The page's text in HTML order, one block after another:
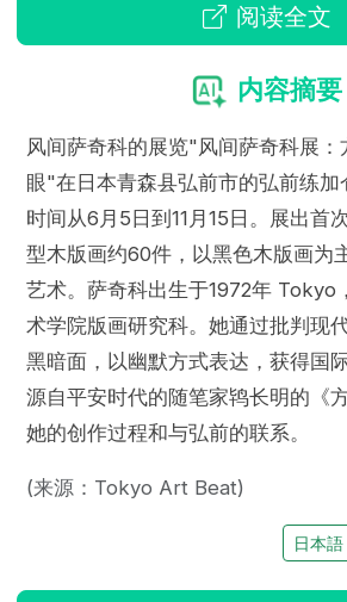
阅读全文
内容摘要
风间萨奇科的展览"风间萨奇科展：
眼"在日本青森县弘前市的弘前练加
时间从6月5日到11月15日。展出首
型木版画约60件，以黑色木版画为
艺术。萨奇科出生于1972年 Tokyo
术学院版画研究科。她通过批判现
黑暗面，以幽默方式表达，获得国
源自平安时代的随笔家鸨长明的《
她的创作过程和与弘前的联系。
(来源：Tokyo Art Beat)
日本語